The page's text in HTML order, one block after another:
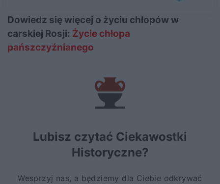
Dowiedz się więcej o życiu chłopów w
carskiej Rosji: Życie chłopa
pańszczyźnianego